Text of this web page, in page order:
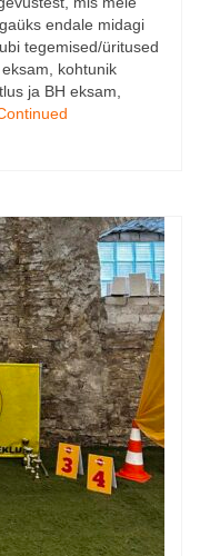
endale midagi
tegemised/üritused
kohtunik
ja BH eksam,